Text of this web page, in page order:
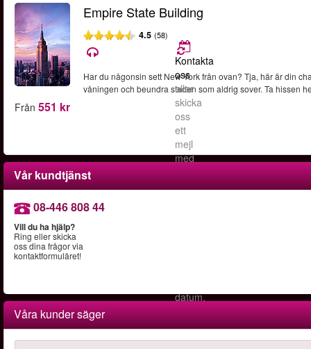
Empire State Building
4.5 (58)
Kontakta
oss
eller
skicka
oss
ett
mejl
med
det
nya
datum.
Har du någonsin sett New York från ovan? Tja, här är din
våningen och beundra staden som aldrig sover. Ta hissen
Från 551 kr
Vår kundtjänst
08-446 808 44
Vill du ha hjälp?
Ring eller skicka
oss dina frågor via
kontaktformuläret!
Våra kunder säger